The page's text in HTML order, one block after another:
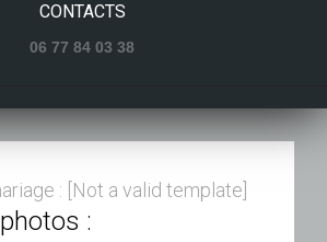
CONTACTS
06 77 84 03 38
: [Not a valid template]
: